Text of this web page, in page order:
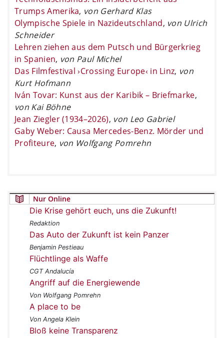
Trumps Amerika, von Gerhard Klas
Olympische Spiele in Nazideutschland, von Ulrich
Schneider
Lehren ziehen aus dem Putsch und Bürgerkrieg
in Spanien, von Paul Michel
Das Filmfestival ›Crossing Europe‹ in Linz, von
Kurt Hofmann
Iván Tovar: Kunst aus der Karibik – Briefmarke,
von Kai Böhne
Jean Ziegler (1934–2026), von Leo Gabriel
Gaby Weber: Causa Mercedes-Benz. Mörder und
Profiteure, von Wolfgang Pomrehn
Nur Online
Die Krise gehört euch, uns die Zukunft!
Redaktion
Das Auto der Zukunft ist kein Panzer
Benjamin Pestieau
Flüchtlinge als Waffe
CGT Andalucía
Angriff auf die Energiewende
Von Wolfgang Pomrehn
A place to be
Von Angela Klein
Bloß keine Transparenz